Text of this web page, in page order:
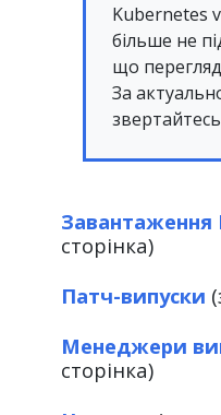
Kubernetes
більше не
що
За
Завантаження
сторінка)
Патч-випуски
Менеджери
сторінка)